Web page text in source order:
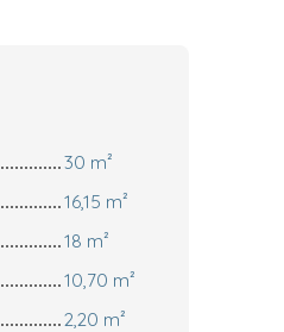
30 m²
16,15 m²
18 m²
10,70 m²
2,20 m²